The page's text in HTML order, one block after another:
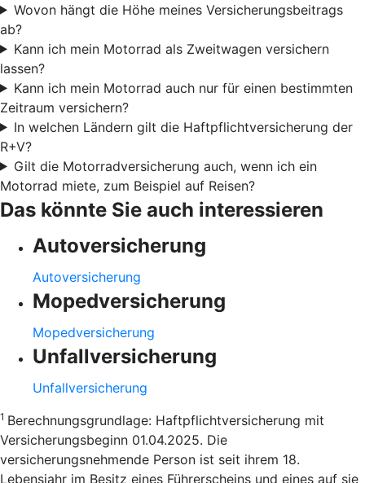
Wovon hängt die Höhe meines Versicherungsbeitrags
ab?
Kann ich mein Motorrad als Zweitwagen versichern
lassen?
Kann ich mein Motorrad auch nur für einen bestimmten
Zeitraum versichern?
In welchen Ländern gilt die Haftpflichtversicherung der
R+V?
Gilt die Motorradversicherung auch, wenn ich ein
Motorrad miete, zum Beispiel auf Reisen?
Das könnte Sie auch interessieren
Autoversicherung
Autoversicherung
Mopedversicherung
Mopedversicherung
Unfallversicherung
Unfallversicherung
1 Berechnungsgrundlage: Haftpflichtversicherung mit
Versicherungsbeginn 01.04.2025. Die
versicherungsnehmende Person ist seit ihrem 18.
Lebensjahr im Besitz eines Führerscheins und eines auf sie